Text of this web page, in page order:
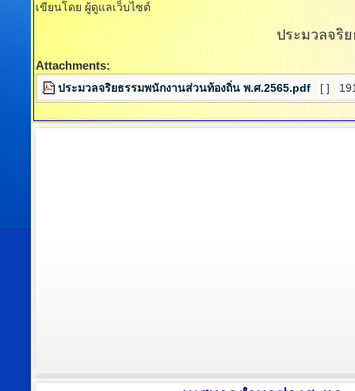
เขียนโดย ผู้ดูแลเว็บไซต์
ประมวลจริ
Attachments:
ประมวลจริยธรรมพนักงานส่วนท้องถิ่น พ.ศ.2565.pdf [ ]